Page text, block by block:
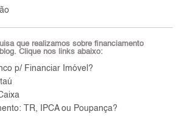
que realizamos sobre financiamento
Clique nos links abaixo:
p/ Financiar Imóvel?
TR, IPCA ou Poupança?